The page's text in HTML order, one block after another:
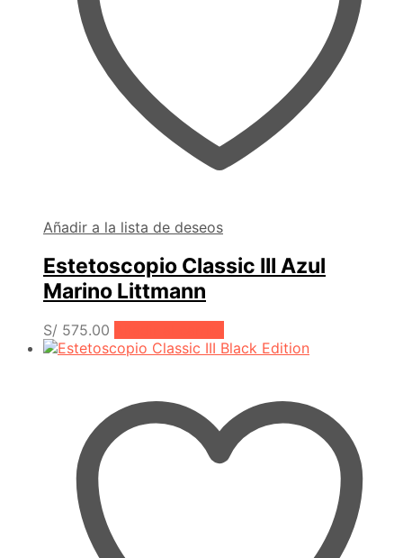
Añadir a la lista de deseos
Estetoscopio Classic III Azul
Marino Littmann
S/ 575.00